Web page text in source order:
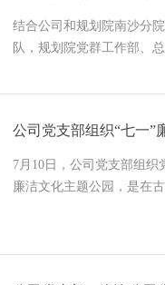
结合公司和规划院南沙分
队，规划院党群工作部、
公司党支部组织“七一”
7月10日，公司党支部组
廉洁文化主题公园，是在